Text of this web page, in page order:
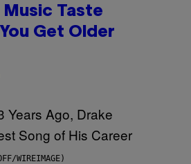
Music Taste
Get Older
WIREIMAGE)